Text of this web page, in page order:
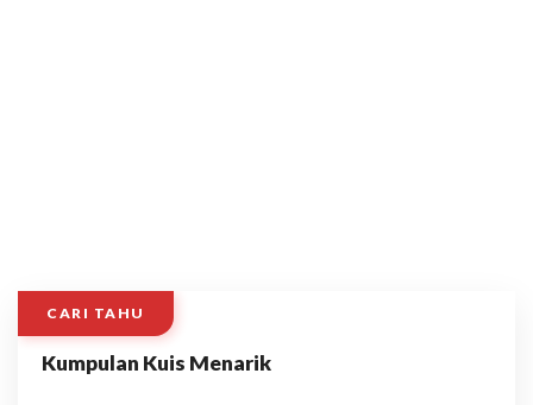
CARI TAHU
Kumpulan Kuis Menarik